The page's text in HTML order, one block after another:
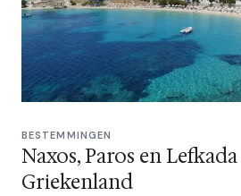
BESTEMMINGEN
Naxos, Paros en
Griekenland